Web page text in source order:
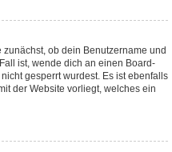
ob dein Benutzername und
ist, wende dich an einen Board-
gesperrt wurdest. Es ist ebenfalls
der Website vorliegt, welches ein